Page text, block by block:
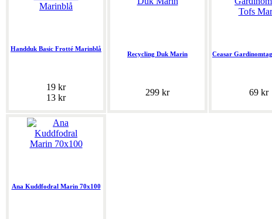
Handduk Basic Frotté Marinblå
19 kr
13 kr
Recycling Duk Marin
299 kr
Ceasar
69 kr
Ana Kuddfodral Marin 70x100